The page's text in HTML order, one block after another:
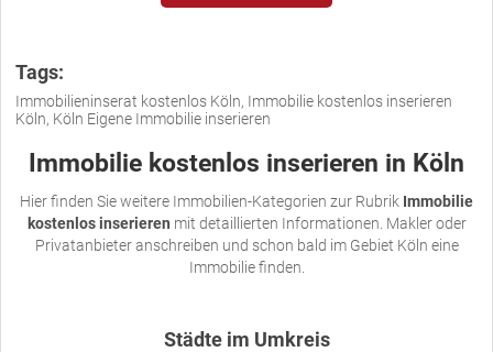
Tags:
Immobilieninserat kostenlos Köln, Immobilie kostenlos inserieren
Köln, Köln Eigene Immobilie inserieren
Immobilie kostenlos inserieren in Köln
Hier finden Sie weitere Immobilien-Kategorien zur Rubrik Immobilie
kostenlos inserieren mit detaillierten Informationen. Makler oder
Privatanbieter anschreiben und schon bald im Gebiet Köln eine
Immobilie finden.
Städte im Umkreis